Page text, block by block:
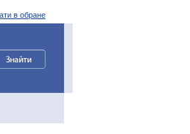
в обране